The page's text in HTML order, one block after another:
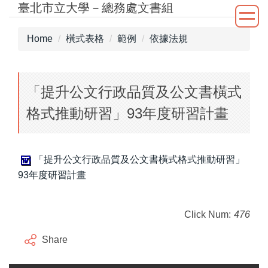
Jump
臺北市立大學－總務處文書組
Home 橫式表格 範例 依據法規
「提升公文行政品質及公文書橫式
格式推動研習」93年度研習計畫
「提升公文行政品質及公文書橫式格式推動研習」
93年度研習計畫
Click Num: 476
Share